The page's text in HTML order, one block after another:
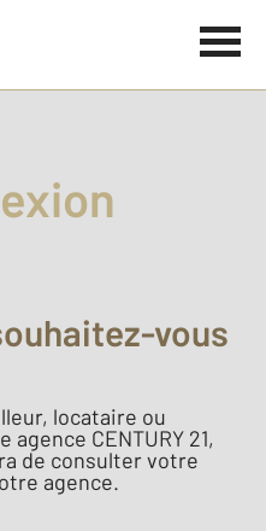
vous
locataire ou
CENTURY 21,
de consulter votre
agence.